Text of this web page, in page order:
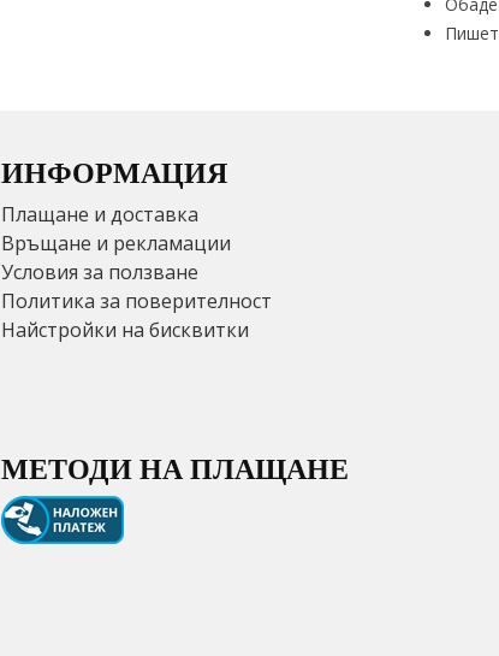
ИНФОРМАЦИЯ
Плащане и доставка
Връщане и рекламации
Условия за ползване
Политика за поверителност
Найстройки на бисквитки
МЕТОДИ НА ПЛАЩАНЕ